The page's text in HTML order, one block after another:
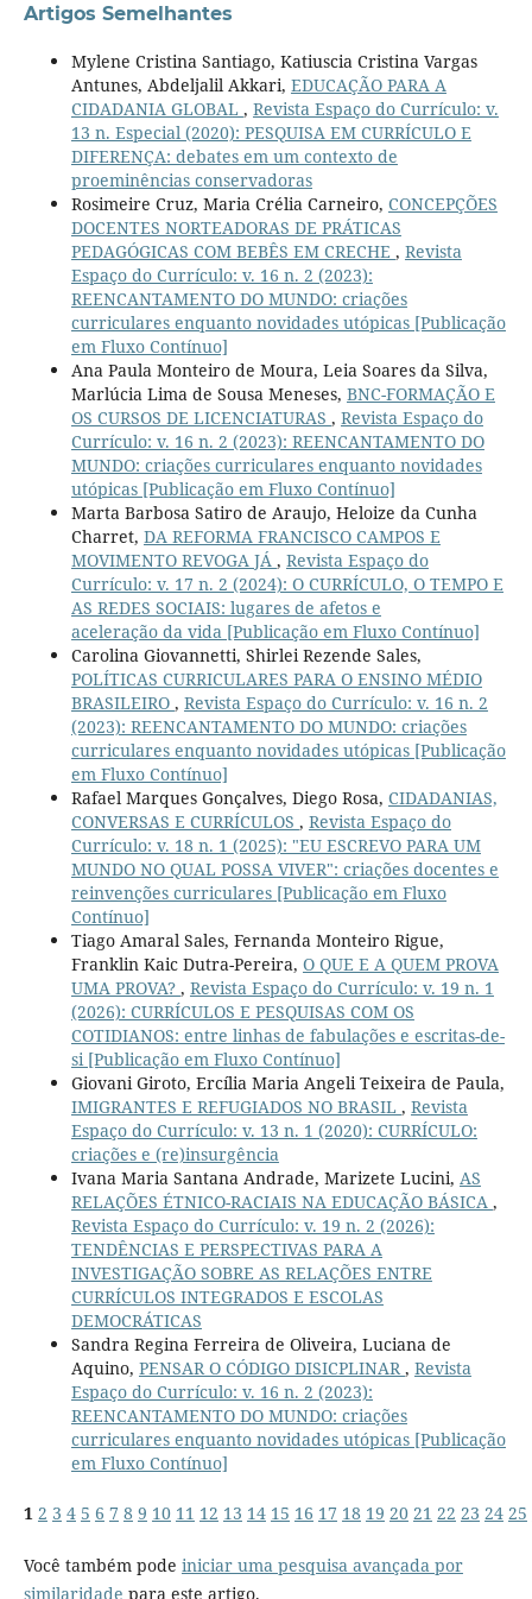
Artigos Semelhantes
Mylene Cristina Santiago, Katiuscia Cristina Vargas
Antunes, Abdeljalil Akkari, EDUCAÇÃO PARA A
CIDADANIA GLOBAL , Revista Espaço do Currículo: v.
13 n. Especial (2020): PESQUISA EM CURRÍCULO E
DIFERENÇA: debates em um contexto de
proeminências conservadoras
Rosimeire Cruz, Maria Crélia Carneiro, CONCEPÇÕES
DOCENTES NORTEADORAS DE PRÁTICAS
PEDAGÓGICAS COM BEBÊS EM CRECHE , Revista
Espaço do Currículo: v. 16 n. 2 (2023):
REENCANTAMENTO DO MUNDO: criações
curriculares enquanto novidades utópicas [Publicação
em Fluxo Contínuo]
Ana Paula Monteiro de Moura, Leia Soares da Silva,
Marlúcia Lima de Sousa Meneses, BNC-FORMAÇÃO E
OS CURSOS DE LICENCIATURAS , Revista Espaço do
Currículo: v. 16 n. 2 (2023): REENCANTAMENTO DO
MUNDO: criações curriculares enquanto novidades
utópicas [Publicação em Fluxo Contínuo]
Marta Barbosa Satiro de Araujo, Heloize da Cunha
Charret, DA REFORMA FRANCISCO CAMPOS E
MOVIMENTO REVOGA JÁ , Revista Espaço do
Currículo: v. 17 n. 2 (2024): O CURRÍCULO, O TEMPO E
AS REDES SOCIAIS: lugares de afetos e
aceleração da vida [Publicação em Fluxo Contínuo]
Carolina Giovannetti, Shirlei Rezende Sales,
POLÍTICAS CURRICULARES PARA O ENSINO MÉDIO
BRASILEIRO , Revista Espaço do Currículo: v. 16 n. 2
(2023): REENCANTAMENTO DO MUNDO: criações
curriculares enquanto novidades utópicas [Publicação
em Fluxo Contínuo]
Rafael Marques Gonçalves, Diego Rosa, CIDADANIAS,
CONVERSAS E CURRÍCULOS , Revista Espaço do
Currículo: v. 18 n. 1 (2025): "EU ESCREVO PARA UM
MUNDO NO QUAL POSSA VIVER": criações docentes e
reinvenções curriculares [Publicação em Fluxo
Contínuo]
Tiago Amaral Sales, Fernanda Monteiro Rigue,
Franklin Kaic Dutra-Pereira, O QUE E A QUEM PROVA
UMA PROVA? , Revista Espaço do Currículo: v. 19 n. 1
(2026): CURRÍCULOS E PESQUISAS COM OS
COTIDIANOS: entre linhas de fabulações e escritas-de-
si [Publicação em Fluxo Contínuo]
Giovani Giroto, Ercília Maria Angeli Teixeira de Paula,
IMIGRANTES E REFUGIADOS NO BRASIL , Revista
Espaço do Currículo: v. 13 n. 1 (2020): CURRÍCULO:
criações e (re)insurgência
Ivana Maria Santana Andrade, Marizete Lucini, AS
RELAÇÕES ÉTNICO-RACIAIS NA EDUCAÇÃO BÁSICA ,
Revista Espaço do Currículo: v. 19 n. 2 (2026):
TENDÊNCIAS E PERSPECTIVAS PARA A
INVESTIGAÇÃO SOBRE AS RELAÇÕES ENTRE
CURRÍCULOS INTEGRADOS E ESCOLAS
DEMOCRÁTICAS
Sandra Regina Ferreira de Oliveira, Luciana de
Aquino, PENSAR O CÓDIGO DISICPLINAR , Revista
Espaço do Currículo: v. 16 n. 2 (2023):
REENCANTAMENTO DO MUNDO: criações
curriculares enquanto novidades utópicas [Publicação
em Fluxo Contínuo]
1 2 3 4 5 6 7 8 9 10 11 12 13 14 15 16 17 18 19 20 21 22 23 24 25
Você também pode iniciar uma pesquisa avançada por
similaridade para este artigo.